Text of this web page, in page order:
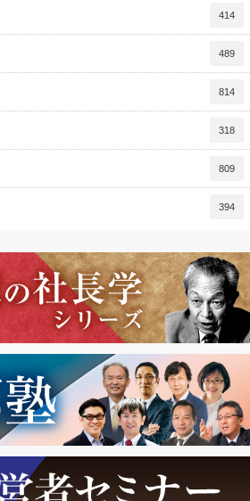
414
489
814
318
809
394